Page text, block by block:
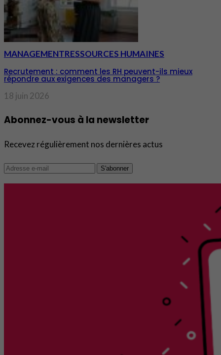
MANAGEMENTRESSOURCES HUMAINES
Recrutement : comment les RH peuvent-ils mieux
répondre aux exigences des managers ?
18 juin 2026
Abonnez-vous à la newsletter
Recevez régulièrement nos dernières actus
S'abonner